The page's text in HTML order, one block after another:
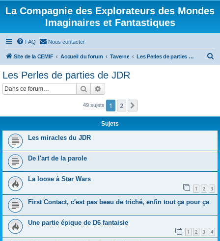
La Compagnie des Explorateurs des Mondes
Imaginaires et Fantastiques
FAQ Nous contacter
Site de la CEMIF Accueil du forum Taverne Les Perles de parties de JDR
e
Les Perles de parties de JDR
Rechercher
49 sujets 1 2
Sujets
Les miracles du JDR
De l'art de la parole
La loose à Star Wars
1 2 3
First Contact, c'est pas beau de triché, enfin tout ça pour ça
Une partie épique de D6 fantaisie
1 2 3 4